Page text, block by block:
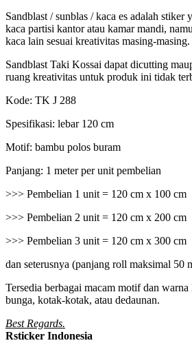
Sandblast / sunblas / kaca es adalah stiker
kaca partisi kantor atau kamar mandi,
kaca lain sesuai kreativitas masing-masing.
Sandblast Taki Kossai dapat dicutting
ruang kreativitas untuk produk ini tidak
Kode: TK J 288
Spesifikasi: lebar 120 cm
Motif: bambu polos buram
Panjang: 1 meter per unit pembelian
>>> Pembelian 1 unit = 120 cm x 100 cm
>>> Pembelian 2 unit = 120 cm x 200 cm
>>> Pembelian 3 unit = 120 cm x 300 cm
dan seterusnya (panjang roll maksimal 50
Tersedia berbagai macam motif dan
bunga, kotak-kotak, atau dedaunan.
Best Regards.
Rsticker Indonesia